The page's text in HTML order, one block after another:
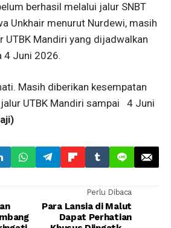
berhasil melalui jalur SNBT
Unkhair menurut Nurdewi, masih
UTBK Mandiri yang dijadwalkan
4 Juni 2026.
Masih diberikan kesempatan
UTBK Mandiri sampai 4 Juni
Perlu Dibaca
Para Lansia di Malut
Dapat Perhatian